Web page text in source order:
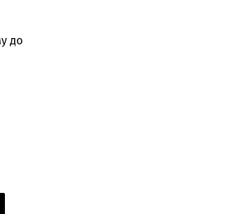
до